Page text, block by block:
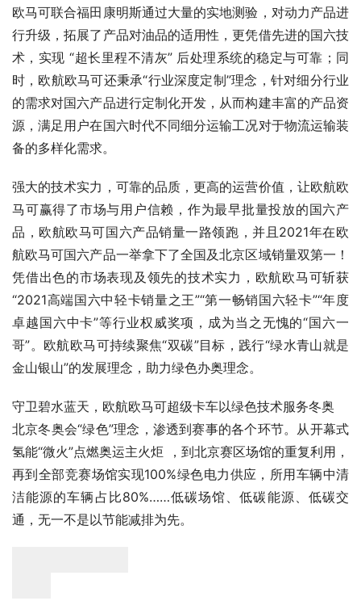
欧马可联合福田康明斯通过大量的实地测验，对动力产品进
行升级，拓展了产品对油品的适用性，更凭借先进的国六技
术，实现 “超长里程不清灰” 后处理系统的稳定与可靠；同
时，欧航欧马可还秉承“行业深度定制”理念，针对细分行业
的需求对国六产品进行定制化开发，从而构建丰富的产品资
源，满足用户在国六时代不同细分运输工况对于物流运输装
备的多样化需求。
强大的技术实力，可靠的品质，更高的运营价值，让欧航欧
马可赢得了市场与用户信赖，作为最早批量投放的国六产
品，欧航欧马可国六产品销量一路领跑，并且2021年在欧
航欧马可国六产品一举拿下了全国及北京区域销量双第一！
凭借出色的市场表现及领先的技术实力，欧航欧马可斩获
“2021高端国六中轻卡销量之王”“第一畅销国六轻卡”“年度
卓越国六中卡”等行业权威奖项，成为当之无愧的“国六一
哥”。欧航欧马可持续聚焦“双碳”目标，践行“绿水青山就是
金山银山”的发展理念，助力绿色办奥理念。
守卫碧水蓝天，欧航欧马可超级卡车以绿色技术服务冬奥
北京冬奥会“绿色”理念，渗透到赛事的各个环节。从开幕式
氢能“微火”点燃奥运主火炬 ，到北京赛区场馆的重复利用，
再到全部竞赛场馆实现100%绿色电力供应，所用车辆中清
洁能源的车辆占比80%……低碳场馆、低碳能源、低碳交
通，无一不是以节能减排为先。